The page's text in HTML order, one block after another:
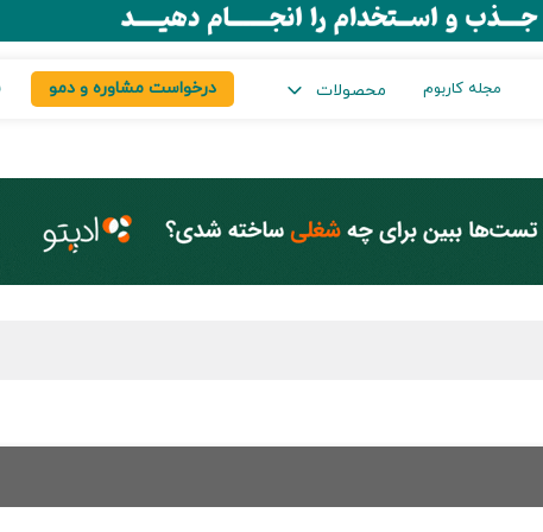
مجله کاربوم محصولات درخواست مشاوره و دمو